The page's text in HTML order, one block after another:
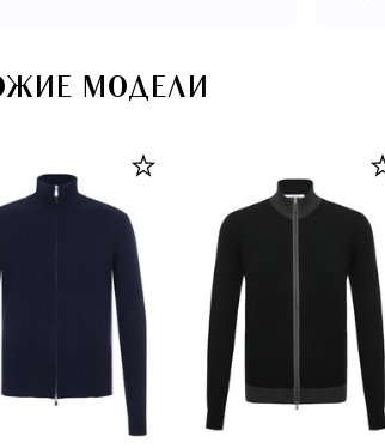
МОДЕЛИ